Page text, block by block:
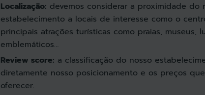
Localização: devemos considerar a proximidade do
estabelecimento a locais de interesse como o
principais atrações turísticas como praias, museus,
emblemáticos…
Review score: a classificação do nosso
diretamente nosso posicionamento e os preços
oferecer.